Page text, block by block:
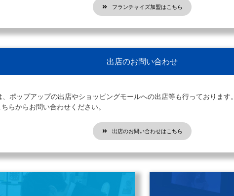
フランチャイズ加盟はこちら
出店のお問い合わせ
ポップアップの出店やショッピングモールへの出店等も行っております。
らからお問い合わせください。
出店のお問い合わせはこちら